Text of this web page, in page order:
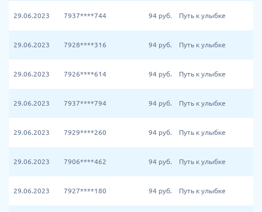
29.06.2023 7937****744 94 руб. Путь к улыбке
29.06.2023 7928****316 94 руб. Путь к улыбке
29.06.2023 7926****614 94 руб. Путь к улыбке
29.06.2023 7937****794 94 руб. Путь к улыбке
29.06.2023 7929****260 94 руб. Путь к улыбке
29.06.2023 7906****462 94 руб. Путь к улыбке
29.06.2023 7927****180 94 руб. Путь к улыбке